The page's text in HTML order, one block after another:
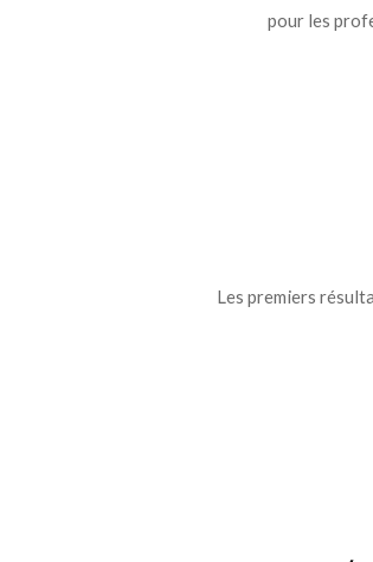
pour les
Les premiers